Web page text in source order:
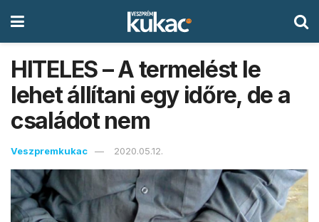
HITELES – A termelést le
lehet állítani egy időre, de a
családot nem
Veszpremkukac 2020.05.12.